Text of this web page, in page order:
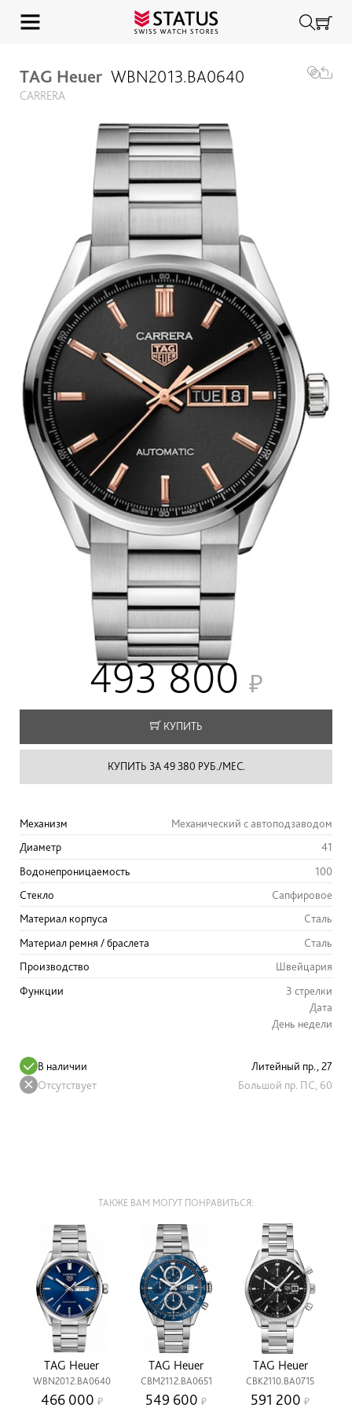
TAG Heuer WBN2013.BA0640
CARRERA
493 800
КУПИТЬ
КУПИТЬ ЗА 49 380 РУБ./МЕС.
Механизм
Механический с автоподзаводом
Диаметр
41
Водонепроницаемость
100
Стекло
Сапфировое
Материал корпуса
Сталь
Материал ремня / браслета
Сталь
Производство
Швейцария
Функции
3 стрелки
Дата
День недели
В наличии
Литейный пр., 27
Отсутствует
Большой пр. ПС, 60
ТАКЖЕ ВАМ МОГУТ ПОНРАВИТЬСЯ:
TAG Heuer
WBN2012.BA0640
466 000
TAG Heuer
CBM2112.BA0651
549 600
TAG Heuer
CBK2110.BA0715
591 200